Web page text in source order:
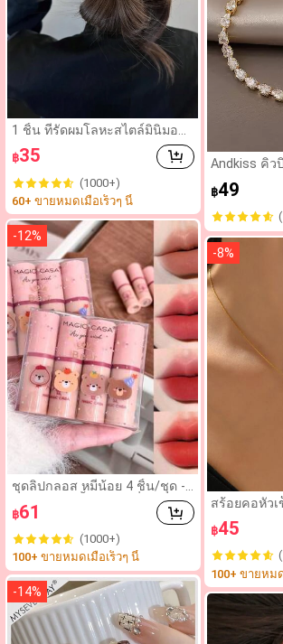
1 ชิ้น ที่รัดผมโลหะสไตล์มินิมอลร
ะดับไฮเอนด์สำหรับผู้หญิง เรียบง่
ายและหรูหรา อุปกรณ์เสริมผม
฿35
(1000+)
60+ ขายหมดเมื่อเร็วๆ นี้
-12%
ชุดลิปกลอส หมีน้อย 4 ชิ้น/ชุด -
ลิปสติกมัน เนื้อกำมะหยี่ สำหรับผู้
หญิงและนักเรียน ทาง่าย คงทนน
฿61
(1000+)
100+ ขายหมดเมื่อเร็วๆ นี้
-14%
Andkiss คิว
฿49
-8%
สร้อยคอหัว
คำ 18K สแ
ม 6 กรงเล็บ
หรับผู้หญิงส
ป็นของขวัญ
฿45
100+ ขายหม